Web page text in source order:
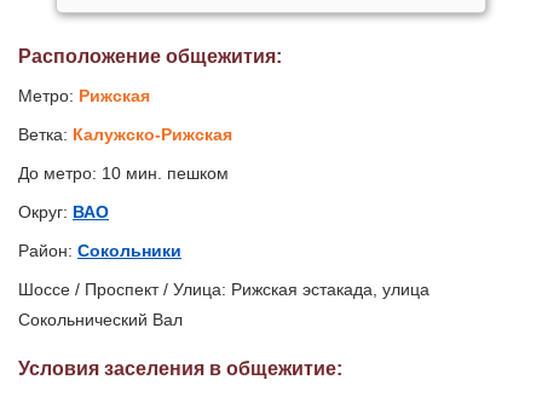
Расположение общежития:
Метро: Рижская
Ветка: Калужско-Рижская
До метро: 10 мин. пешком
Округ: ВАО
Район: Сокольники
Шоссе / Проспект / Улица: Рижская эстакада, улица
Сокольнический Вал
Условия заселения в общежитие: